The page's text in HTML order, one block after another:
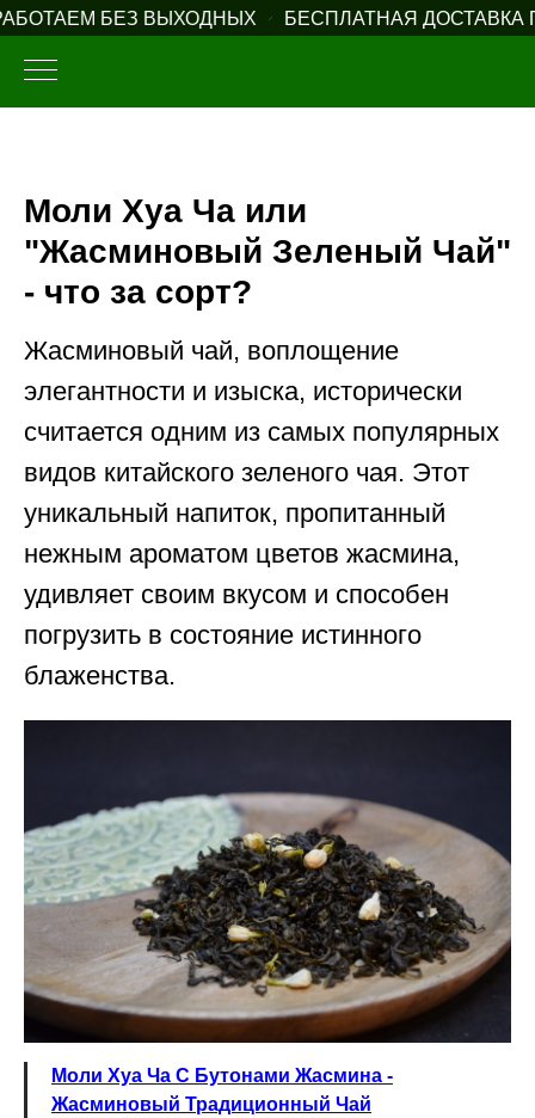
БЕЗ ВЫХОДНЫХ БЕСПЛАТНАЯ ДОСТАВКА ПО
Моли Хуа Ча или
"Жасминовый Зеленый Чай"
- что за сорт?
Жасминовый чай, воплощение
элегантности и изыска, исторически
считается одним из самых популярных
видов китайского зеленого чая. Этот
уникальный напиток, пропитанный
нежным ароматом цветов жасмина,
удивляет своим вкусом и способен
погрузить в состояние истинного
блаженства.
Моли Хуа Ча С Бутонами Жасмина -
Жасминовый Традиционный Чай